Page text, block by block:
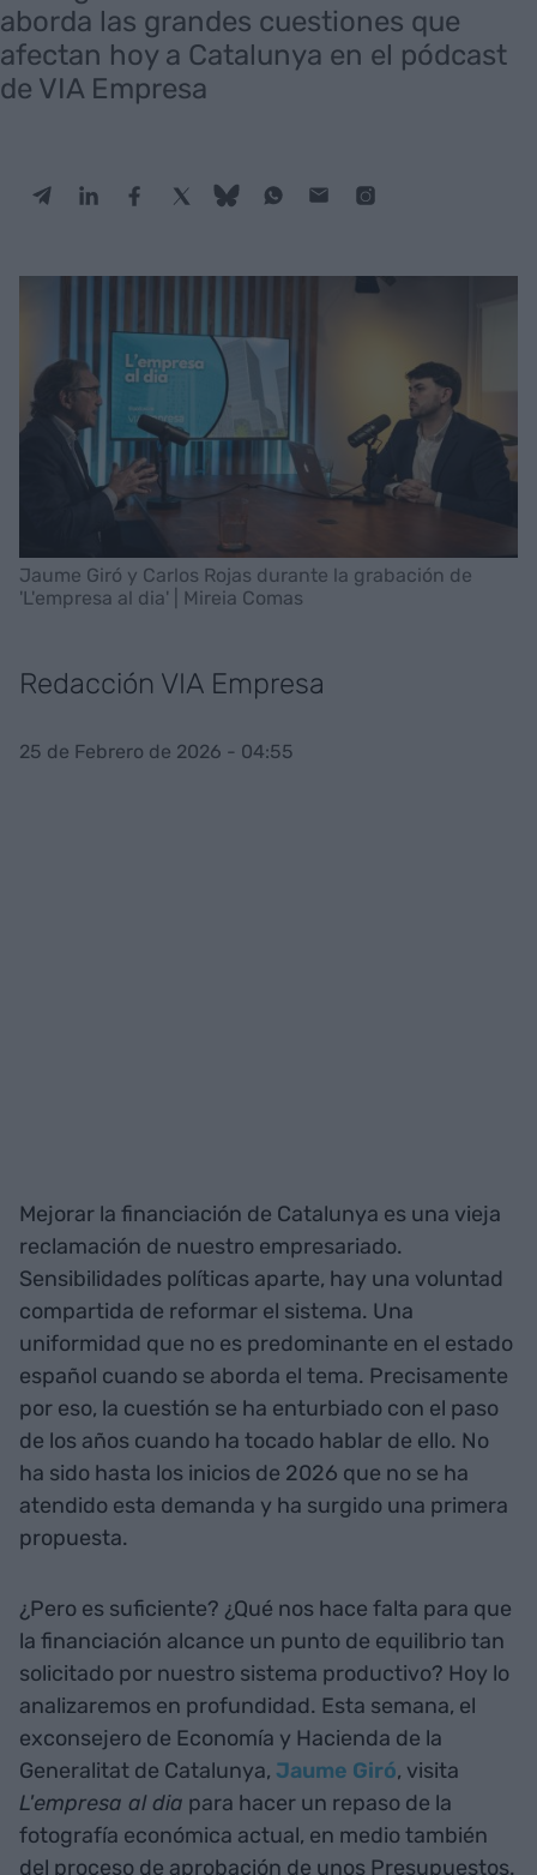
aborda las grandes cuestiones que
afectan hoy a Catalunya en el pódcast
de VIA Empresa
Jaume Giró y Carlos Rojas durante la grabación de
'L'empresa al dia' | Mireia Comas
Redacción VIA Empresa
25 de Febrero de 2026 - 04:55
Mejorar la financiación de Catalunya es una vieja
reclamación de nuestro empresariado.
Sensibilidades políticas aparte, hay una voluntad
compartida de reformar el sistema. Una
uniformidad que no es predominante en el estado
español cuando se aborda el tema. Precisamente
por eso, la cuestión se ha enturbiado con el paso
de los años cuando ha tocado hablar de ello. No
ha sido hasta los inicios de 2026 que no se ha
atendido esta demanda y ha surgido una primera
propuesta.
¿Pero es suficiente? ¿Qué nos hace falta para que
la financiación alcance un punto de equilibrio tan
solicitado por nuestro sistema productivo? Hoy lo
analizaremos en profundidad. Esta semana, el
exconsejero de Economía y Hacienda de la
Generalitat de Catalunya, Jaume Giró, visita
L'empresa al dia para hacer un repaso de la
fotografía económica actual, en medio también
del proceso de aprobación de unos Presupuestos.